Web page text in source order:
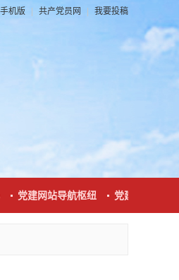
手机版 | 共产党员网 | 我要投稿
党建网站导航枢纽 党建新闻发布